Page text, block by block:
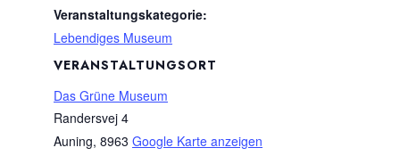
Veranstaltungskategorie:
Lebendiges Museum
VERANSTALTUNGSORT
Das Grüne Museum
Randersvej 4
Auning, 8963 Google Karte anzeigen